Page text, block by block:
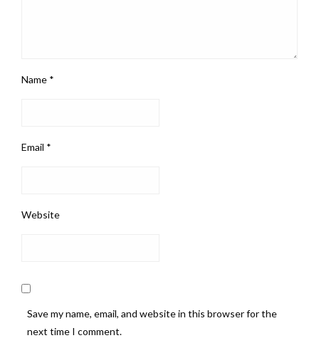
Name *
Email *
Website
Save my name, email, and website in this browser for the
next time I comment.